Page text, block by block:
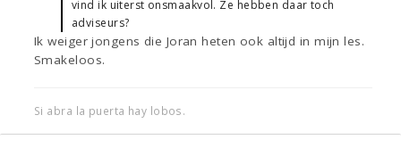
vind ik uiterst onsmaakvol. Ze hebben daar toch
adviseurs?
Ik weiger jongens die Joran heten ook altijd in mijn les.
Smakeloos.
Si abra la puerta hay lobos.